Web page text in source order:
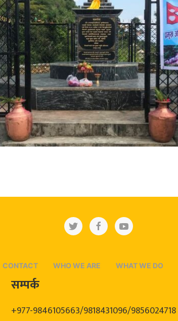
CONTACT WHO WE ARE WHAT WE DO
सम्पर्क
+977-9846105663/9818431096/9856024718